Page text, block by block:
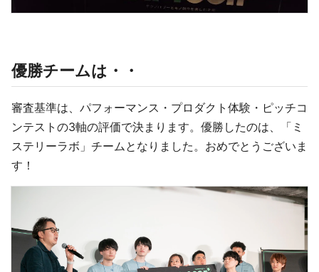
優勝チームは・・
審査基準は、パフォーマンス・プロダクト体験・ピッチコ
ンテストの3軸の評価で決まります。優勝したのは、「ミ
ステリーラボ」チームとなりました。おめでとうございま
す！